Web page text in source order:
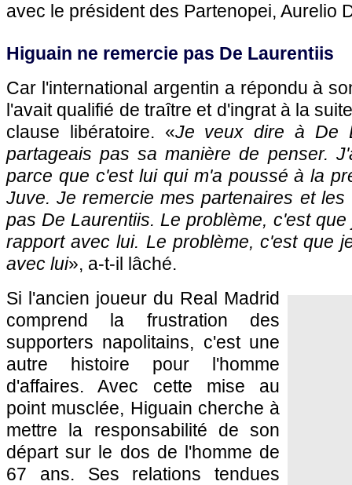
avec le président des Partenopei, Aurelio
Higuain ne remercie pas De Laurentiis
Car l'international argentin a répondu à
l'avait qualifié de traître et d'ingrat à la
clause libératoire. «Je veux dire à De
partageais pas sa manière de penser.
parce que c'est lui qui m'a poussé à la
Juve. Je remercie mes partenaires et
pas De Laurentiis. Le problème, c'est
rapport avec lui. Le problème, c'est que
avec lui», a-t-il lâché.
Si l'ancien joueur du Real Madrid
comprend la frustration des
supporters napolitains, c'est une
autre histoire pour l'homme
d'affaires. Avec cette mise au
point musclée, Higuain cherche à
mettre la responsabilité de son
départ sur le dos de l'homme de
67 ans. Ses relations tendues